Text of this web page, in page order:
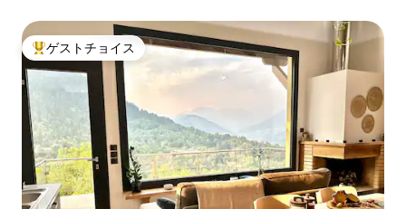
大好評のゲストチョイスです。
ゲストチョイス